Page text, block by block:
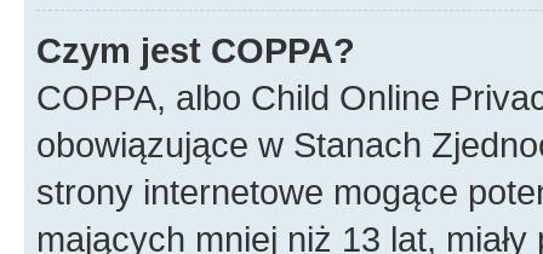
Czym jest COPPA?
COPPA, albo Child Online
obowiązujące w Stanach
strony internetowe mogące
mających mniej niż 13 lat,